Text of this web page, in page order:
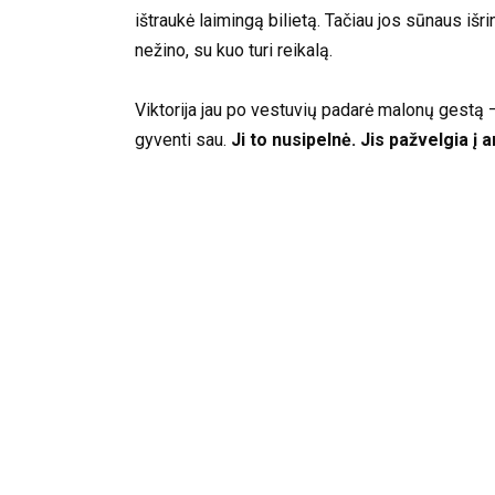
ištraukė laimingą bilietą. Tačiau jos sūnaus
nežino, su kuo turi reikalą.
Viktorija jau po vestuvių padarė malonų gestą
gyventi sau. Ji to nusipelnė. Jis pažvelgia į